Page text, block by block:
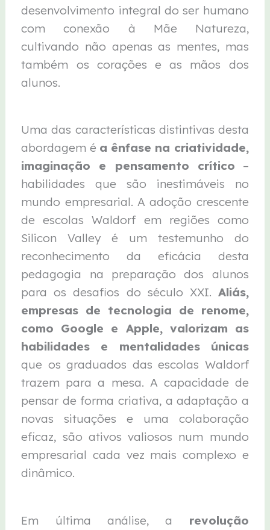
desenvolvimento integral do ser humano
com conexão à Mãe Natureza,
cultivando não apenas as mentes, mas
também os corações e as mãos dos
alunos.
Uma das características distintivas desta
abordagem é a ênfase na criatividade,
imaginação e pensamento crítico –
habilidades que são inestimáveis no
mundo empresarial. A adoção crescente
de escolas Waldorf em regiões como
Silicon Valley é um testemunho do
reconhecimento da eficácia desta
pedagogia na preparação dos alunos
para os desafios do século XXI. Aliás,
empresas de tecnologia de renome,
como Google e Apple, valorizam as
habilidades e mentalidades únicas
que os graduados das escolas Waldorf
trazem para a mesa. A capacidade de
pensar de forma criativa, a adaptação a
novas situações e uma colaboração
eficaz, são ativos valiosos num mundo
empresarial cada vez mais complexo e
dinâmico.
Em última análise, a revolução